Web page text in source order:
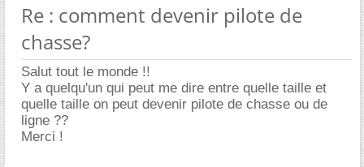
Re : comment devenir pilote de
chasse?
Salut tout le monde !!
Y a quelqu'un qui peut me dire entre quelle taille et
quelle taille on peut devenir pilote de chasse ou de
ligne ??
Merci !